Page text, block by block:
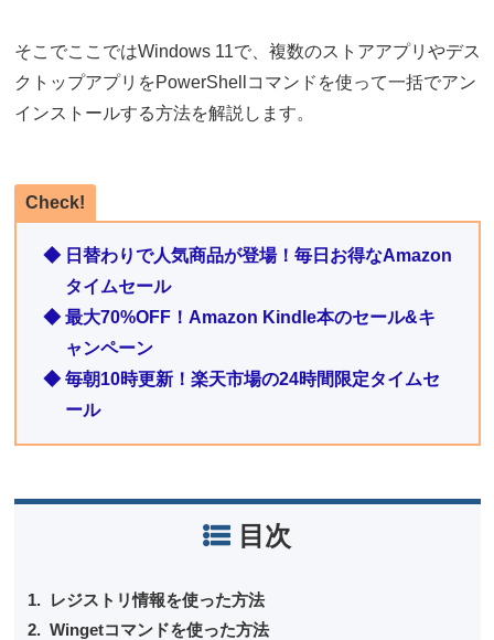
そこでここではWindows 11で、複数のストアアプリやデス
クトップアプリをPowerShellコマンドを使って一括でアン
インストールする方法を解説します。
Check!
◆ 日替わりで人気商品が登場！毎日お得なAmazon
タイムセール
◆ 最大70%OFF！Amazon Kindle本のセール&キ
ャンペーン
◆ 毎朝10時更新！楽天市場の24時間限定タイムセ
ール
目次
レジストリ情報を使った方法
Wingetコマンドを使った方法